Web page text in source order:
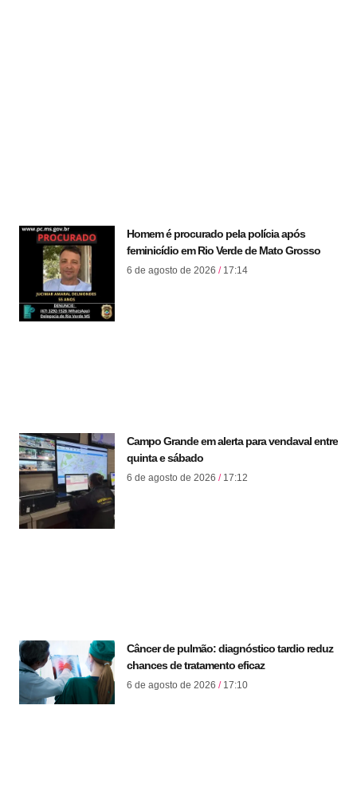
Homem é procurado pela polícia após
feminicídio em Rio Verde de Mato Grosso
6 de agosto de 2026 17:14
Campo Grande em alerta para vendaval entre
quinta e sábado
6 de agosto de 2026 17:12
Câncer de pulmão: diagnóstico tardio reduz
chances de tratamento eficaz
6 de agosto de 2026 17:10